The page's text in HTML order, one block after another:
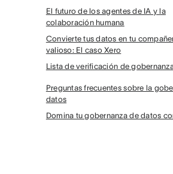
El futuro de los agentes de IA y la
colaboración humana
Convierte tus datos en tu
valioso: El caso Xero
Lista de verificación de
Preguntas frecuentes sobre la
datos
Domina tu gobernanza de datos